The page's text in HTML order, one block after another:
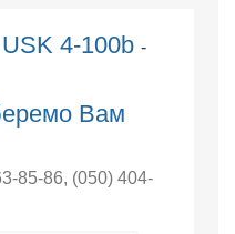
4-100b -
Вам
85-86, (050) 404-